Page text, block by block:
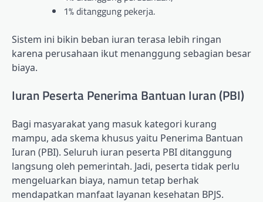
1% ditanggung pekerja.
Sistem ini bikin beban iuran terasa lebih ringan
karena perusahaan ikut menanggung sebagian besar
biaya.
Iuran Peserta Penerima Bantuan Iuran (PBI)
Bagi masyarakat yang masuk kategori kurang
mampu, ada skema khusus yaitu Penerima Bantuan
Iuran (PBI). Seluruh iuran peserta PBI ditanggung
langsung oleh pemerintah. Jadi, peserta tidak perlu
mengeluarkan biaya, namun tetap berhak
mendapatkan manfaat layanan kesehatan BPJS.